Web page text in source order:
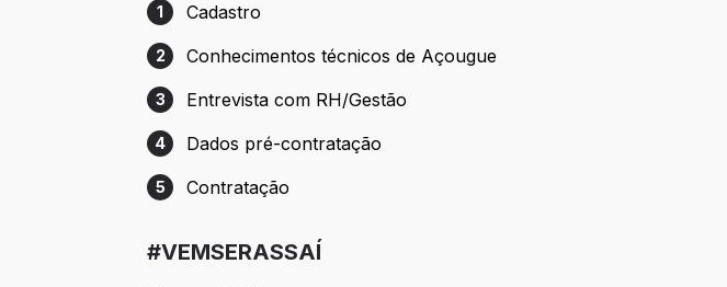
Etapa 1: Cadastro
1 Cadastro
Etapa 2: Conhecimentos técnicos de Açougue
2 Conhecimentos técnicos de Açougue
Etapa 3: Entrevista com RH/Gestão
3 Entrevista com RH/Gestão
Etapa 4: Dados pré-contratação
4 Dados pré-contratação
Etapa 5: Contratação
5 Contratação
#VEMSERASSAÍ